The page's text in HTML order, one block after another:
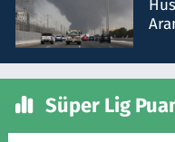
Süper Lig